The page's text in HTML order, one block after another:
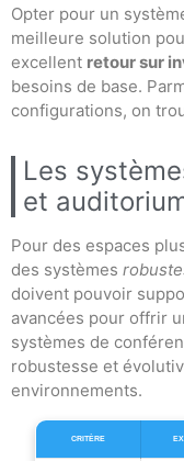
Opter pour un
meilleure solution
excellent retour sur
besoins de base.
configurations, on
Les
et
Pour des espaces
des systèmes
doivent pouvoir
avancées pour offrir
systèmes de
robustesse et
environnements.
CRITÈRE